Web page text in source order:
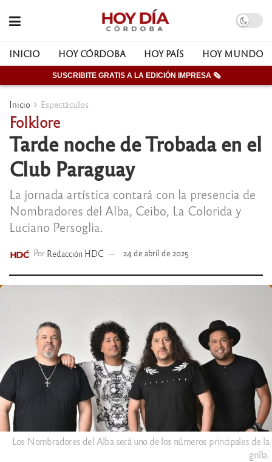
INICIO HOY CÓRDOBA HOY PAÍS HOY MUNDO
SUSCRIBITE GRATIS A LA EDICIÓN IMPRESA 🗞
Inicio Espectáculos
Folklore
Tarde noche de Trobada en el
Club Paraguay
La jornada artística contará con la presencia de
Nombradores del Alba, Ceibo, La Colorida y
Luciano Persoglia.
Por Redacción HDC 24 de abril de 2025
Los Nombradores del Alba será uno de los números principales de la
grilla.